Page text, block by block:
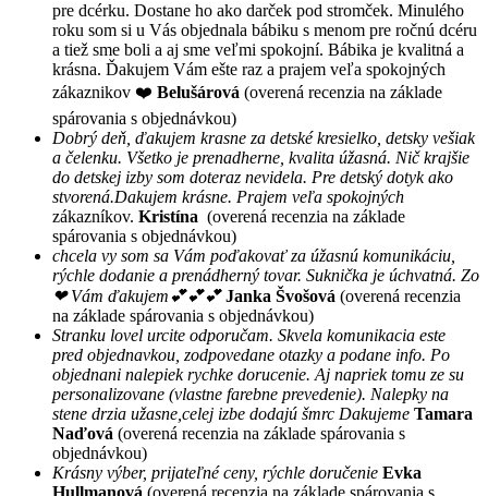
pre dcérku. Dostane ho ako darček pod stromček. Minulého
roku som si u Vás objednala bábiku s menom pre ročnú dcéru
a tiež sme boli a aj sme veľmi spokojní. Bábika je kvalitná a
krásna. Ďakujem Vám ešte raz a prajem veľa spokojných
zákaznikov ❤️ Belušárová (overená recenzia na základe
spárovania s objednávkou)
Dobrý deň, ďakujem krasne za detské kresielko, detsky vešiak
a čelenku. Všetko je prenadherne, kvalita úžasná. Nič krajšie
do detskej izby som doteraz nevidela. Pre detský dotyk ako
stvorená.Dakujem krásne. Prajem veľa spokojných
zákazníkov. Kristína (overená recenzia na základe
spárovania s objednávkou)
chcela vy som sa Vám poďakovať za úžasnú komunikáciu,
rýchle dodanie a prenádherný tovar. Suknička je úchvatná. Zo
❤ Vám ďakujem💕💕💕 Janka Švošová (overená recenzia
na základe spárovania s objednávkou)
Stranku lovel urcite odporučam. Skvela komunikacia este
pred objednavkou, zodpovedane otazky a podane info. Po
objednani nalepiek rychke dorucenie. Aj napriek tomu ze su
personalizovane (vlastne farebne prevedenie). Nalepky na
stene drzia užasne,celej izbe dodajú šmrc Dakujeme Tamara
Naďová (overená recenzia na základe spárovania s
objednávkou)
Krásny výber, prijateľné ceny, rýchle doručenie Evka
Hullmanová (overená recenzia na základe spárovania s